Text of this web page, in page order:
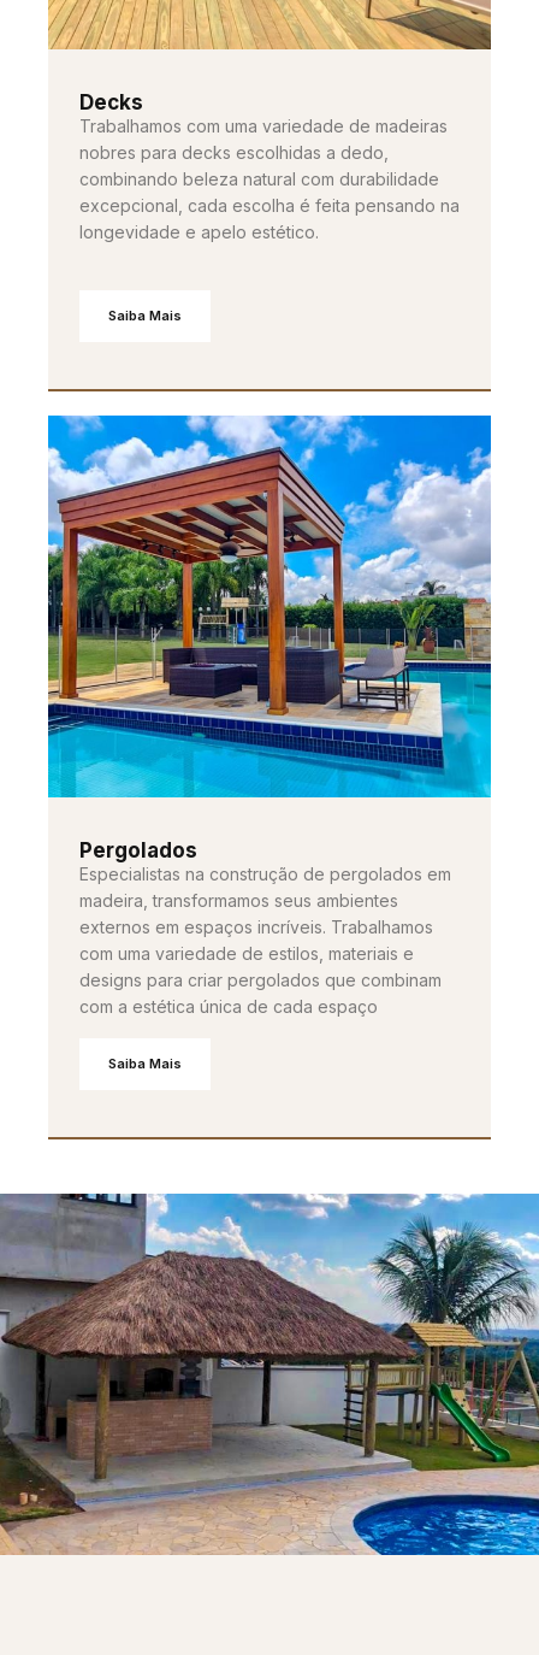
Decks
Trabalhamos com uma variedade de madeiras
nobres para decks escolhidas a dedo,
combinando beleza natural com durabilidade
excepcional, cada escolha é feita pensando na
longevidade e apelo estético.
Saiba Mais
Pergolados
Especialistas na construção de pergolados em
madeira, transformamos seus ambientes
externos em espaços incríveis. Trabalhamos
com uma variedade de estilos, materiais e
designs para criar pergolados que combinam
com a estética única de cada espaço
Saiba Mais